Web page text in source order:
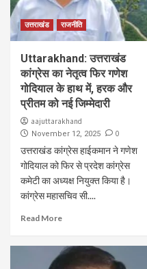
उत्तराखंड राजनीति
Uttarakhand: उत्तराखंड
कांग्रेस का नेतृत्व फिर गणेश
गोदियाल के हाथ में, हरक और
प्रीतम को नई जिम्मेदारी
aajuttarakhand
November 12, 2025 0
उत्तराखंड कांग्रेस हाईकमान ने गणेश
गोदियाल को फिर से प्रदेश कांग्रेस
कमेटी का अध्यक्ष नियुक्त किया है।
कांग्रेस महासचिव सी....
Read More